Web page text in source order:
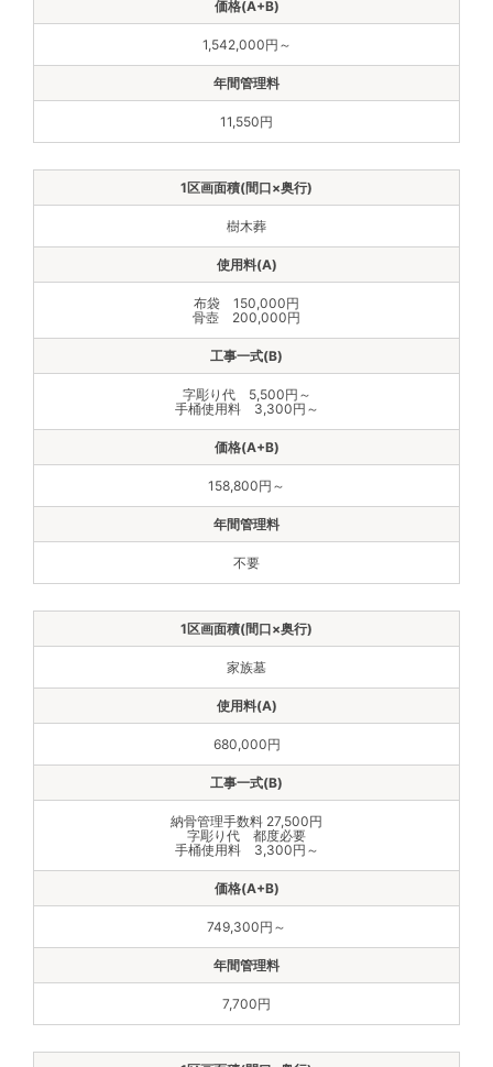
1,542,000円～
11,550円
樹木葬
布袋 150,000円
骨壺 200,000円
字彫り代 5,500円～
手桶使用料 3,300円～
158,800円～
不要
家族墓
680,000円
納骨管理手数料 27,500円
字彫り代 都度必要
手桶使用料 3,300円～
749,300円～
7,700円